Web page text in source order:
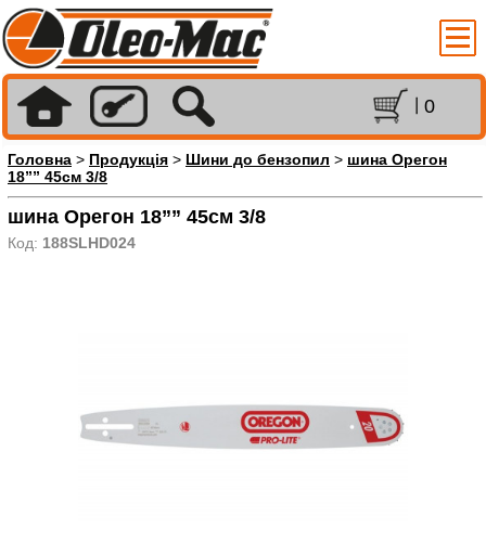
0
Головна > Продукція > Шини до бензопил > шина Орегон
18”” 45см 3/8
шина Орегон 18”” 45см 3/8
Код: 188SLHD024